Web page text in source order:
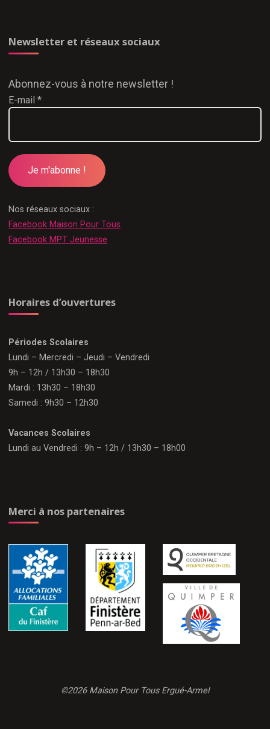
Newsletter et réseaux sociaux
Abonnez-vous à notre newsletter !
E-mail*
Nos réseaux sociaux :
Facebook Maison Pour Tous
Facebook MPT Jeunesse
Horaires d’ouvertures
Périodes Scolaires
Lundi – Mercredi – Jeudi – Vendredi
9h – 12h / 13h30 – 18h30
Mardi : 13h30 – 18h30
Samedi : 9h30 – 12h30
Vacances Scolaires
Lundi au Vendredi : 9h – 12h / 13h30 – 18h00
Merci à nos partenaires
©2026 Maison Pour Tous Ergué-Armel